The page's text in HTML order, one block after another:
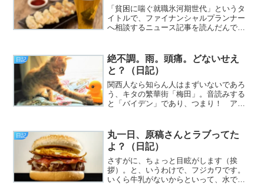
「貧困に喘ぐ就職氷河期世代」というタ
イトルで、ファイナンシャルプランナー
へ相談するニュース記事を読んだんです
飛びつく」、「その支払いがリボ払い
で、首が回らない」、トドメ...
日記
絶不調。雨。頭痛。どないせえ
と？（日記）
関西人なら知らん人はまずいないであろ
う、キタの繁華街「梅田」。音読みする
と「バイデン」であり、つまり！ アメ
（挨拶）と、いうわけで、フジカワで
す。大変気分がダーク...
日記
丸一日、原稿さんとラブってた
よ？（日記）
さすがに、ちょっと目眩がします（挨
拶）。と、いうわけで、フジカワです。
いくら牛乳がないからといって、水でプ